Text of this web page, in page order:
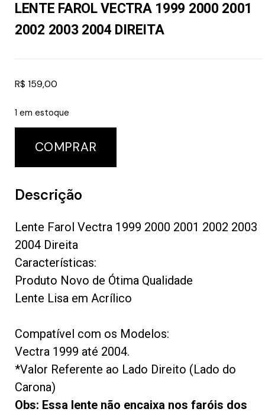
LENTE FAROL VECTRA 1999 2000 2001
2002 2003 2004 DIREITA
R$ 159,00
1 em estoque
COMPRAR
Descrição
Lente Farol Vectra 1999 2000 2001 2002 2003
2004 Direita
Características:
Produto Novo de Ótima Qualidade
Lente Lisa em Acrílico
Compatível com os Modelos:
Vectra 1999 até 2004.
*Valor Referente ao Lado Direito (Lado do
Carona)
Obs: Essa lente não encaixa nos faróis dos